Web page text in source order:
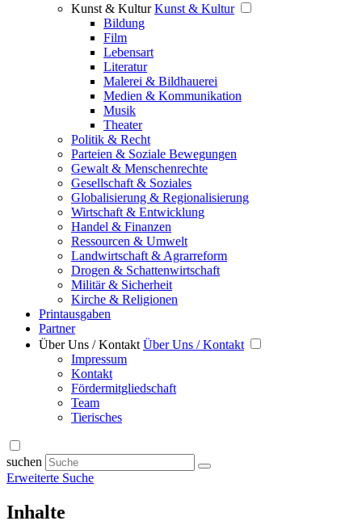
Kunst & Kultur Kunst & Kultur
Bildung
Film
Lebensart
Literatur
Malerei & Bildhauerei
Medien & Kommunikation
Musik
Theater
Politik & Recht
Parteien & Soziale Bewegungen
Gewalt & Menschenrechte
Gesellschaft & Soziales
Globalisierung & Regionalisierung
Wirtschaft & Entwicklung
Handel & Finanzen
Ressourcen & Umwelt
Landwirtschaft & Agrarreform
Drogen & Schattenwirtschaft
Militär & Sicherheit
Kirche & Religionen
Printausgaben
Partner
Über Uns / Kontakt Über Uns / Kontakt
Impressum
Kontakt
Fördermitgliedschaft
Team
Tierisches
suchen
Erweiterte Suche
Inhalte